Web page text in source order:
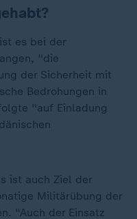
es bei der
"die
der Sicherheit mit
Bedrohungen in
"auf Einladung
ist auch Ziel der
Militärübung der
"Auch der Einsatz